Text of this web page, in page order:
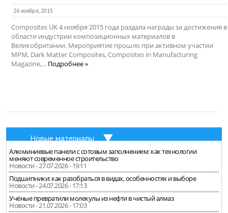
26 ноября, 2015
Composites UK 4 ноября 2015 года раздала награды за достижения в
области индустрии композиционных материалов в
Великобритании. Мероприятие прошло при активном участии
MPM, Dark Matter Composites, Composites in Manufacturing
Magazine,... Подробнее »
Новые материалы
Алюминиевые панели с сотовым заполнением: как технологии
меняют современное строительство
Новости - 27.07.2026 - 19:11
Подшипники: как разобраться в видах, особенностях и выборе
Новости - 24.07.2026 - 17:13
Учёные превратили молекулы из нефти в чистый алмаз
Новости - 21.07.2026 - 17:03